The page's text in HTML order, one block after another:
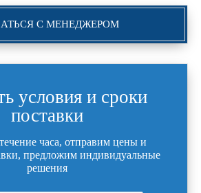
С МЕНЕДЖЕРОМ
условия и сроки
поставки
часа, отправим цены и
предложим индивидуальные
решения